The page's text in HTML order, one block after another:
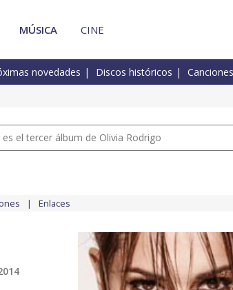
MÚSICA CINE
novedades Discos históricos Canciones
el tercer álbum de Olivia Rodrigo
Enlaces